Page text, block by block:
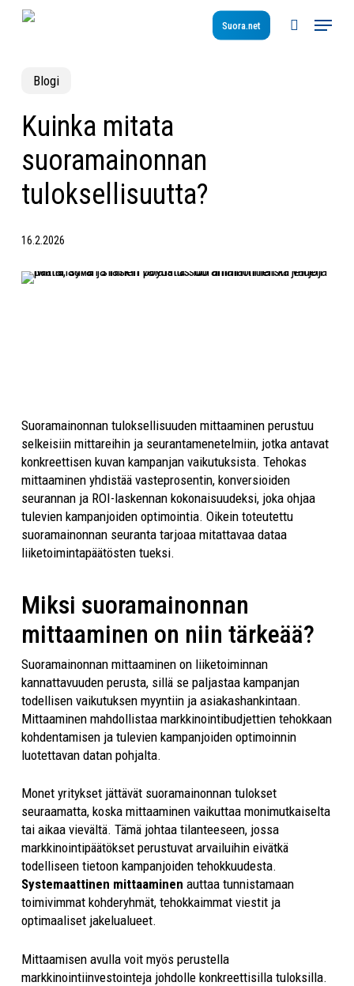
Suora.net
search
Menu
Blogi
Kuinka mitata
suoramainonnan
tuloksellisuutta?
16.2.2026
Suoramainonnan tuloksellisuuden mittaaminen perustuu
selkeisiin mittareihin ja seurantamenetelmiin, jotka antavat
konkreettisen kuvan kampanjan vaikutuksista. Tehokas
mittaaminen yhdistää vasteprosentin, konversioiden
seurannan ja ROI-laskennan kokonaisuudeksi, joka ohjaa
tulevien kampanjoiden optimointia. Oikein toteutettu
suoramainonnan seuranta tarjoaa mitattavaa dataa
liiketoimintapäätösten tueksi.
Miksi suoramainonnan
mittaaminen on niin tärkeää?
Suoramainonnan mittaaminen on liiketoiminnan
kannattavuuden perusta, sillä se paljastaa kampanjan
todellisen vaikutuksen myyntiin ja asiakashankintaan.
Mittaaminen mahdollistaa markkinointibudjettien tehokkaan
kohdentamisen ja tulevien kampanjoiden optimoinnin
luotettavan datan pohjalta.
Monet yritykset jättävät suoramainonnan tulokset
seuraamatta, koska mittaaminen vaikuttaa monimutkaiselta
tai aikaa vievältä. Tämä johtaa tilanteeseen, jossa
markkinointipäätökset perustuvat arvailuihin eivätkä
todelliseen tietoon kampanjoiden tehokkuudesta.
Systemaattinen mittaaminen auttaa tunnistamaan
toimivimmat kohderyhmät, tehokkaimmat viestit ja
optimaaliset jakelualueet.
Mittaamisen avulla voit myös perustella
markkinointiinvestointeja johdolle konkreettisilla tuloksilla.